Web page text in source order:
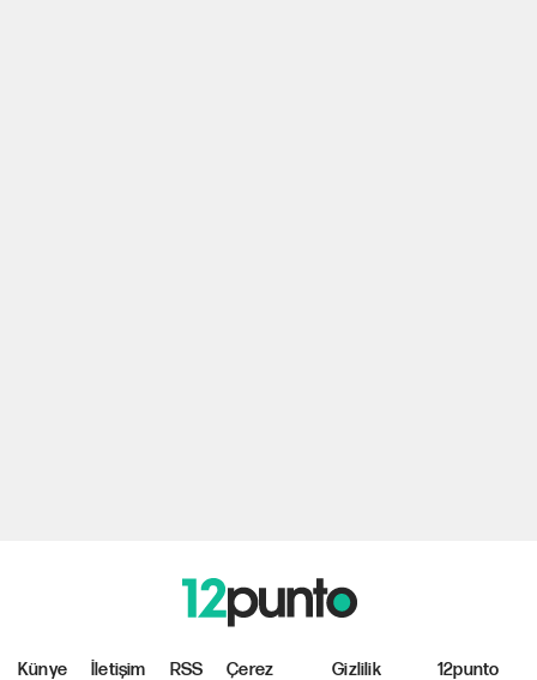
Künye İletişim RSS Çerez Gizlilik 12punto